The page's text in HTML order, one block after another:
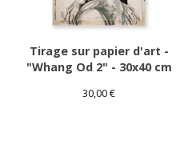
Tirage sur papier d'art -
"Whang Od 2" - 30x40 cm
30,00€